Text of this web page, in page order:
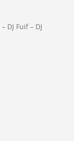
– DJ Fuif– DJ